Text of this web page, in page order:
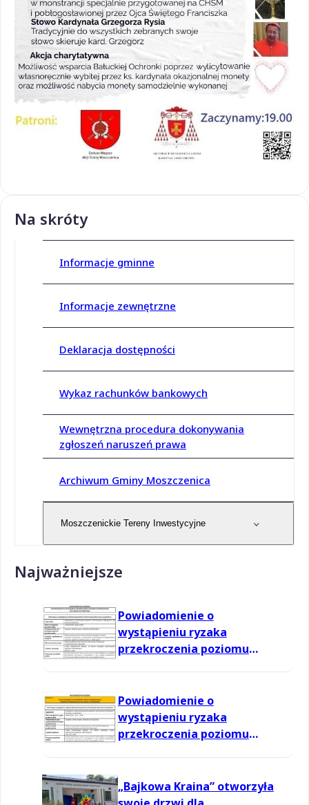
Na skróty
Informacje gminne
Informacje zewnętrzne
Deklaracja dostępności
Wykaz rachunków bankowych
Wewnętrzna procedura dokonywania
zgłoszeń naruszeń prawa
Archiwum Gminy Moszczenica
Moszczenickie Tereny Inwestycyjne
Najważniejsze
Powiadomienie o
wystąpieniu ryzaka
przekroczenia poziomu
Powiadomienie o
wystąpieniu ryzaka
przekroczenia poziomu
„Bajkowa Kraina” otworzyła